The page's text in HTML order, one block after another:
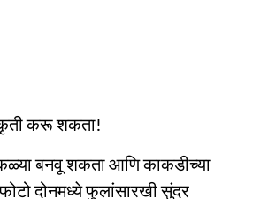
करू शकता!
बनवू शकता आणि काकडीच्या
दोनमध्ये फुलांसारखी सुंदर